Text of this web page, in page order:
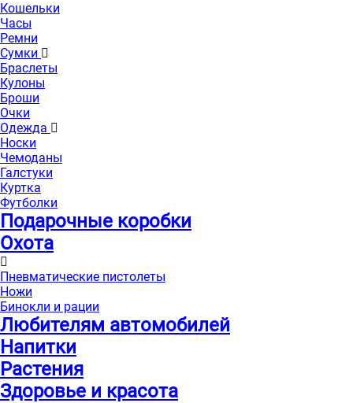
Кошельки
Часы
Ремни
Сумки
Браслеты
Кулоны
Броши
Очки
Одежда
Носки
Чемоданы
Галстуки
Куртка
Футболки
Подарочные коробки
Охота
Пневматические пистолеты
Ножи
Бинокли и рации
Любителям автомобилей
Напитки
Растения
Здоровье и красота